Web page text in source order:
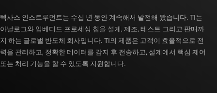
텍사스 인스트루먼트는 수십 년 동안 계속해서 발전해 왔습니다. TI는
아날로그와 임베디드 프로세싱 칩을 설계, 제조, 테스트 그리고 판매까
지 하는 글로벌 반도체 회사입니다. TI의 제품은 고객이 효율적으로 전
력을 관리하고, 정확한 데이터를 감지 후 전송하고, 설계에서 핵심 제어
또는 처리 기능을 할 수 있도록 지원합니다.